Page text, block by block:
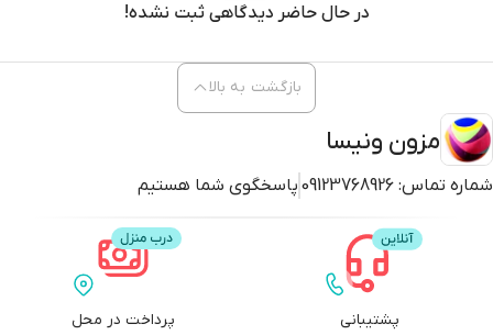
در حال حاضر دیدگاهی ثبت نشده!
مزون ونیسا
شماره تماس: 09123768926 پاسخگوی شما هستیم
بازگشت به بالا
پشتیبانی پرداخت در محل